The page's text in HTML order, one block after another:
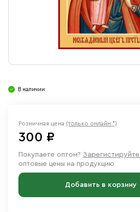
Ювелирные изделия
В наличии
Розничная цена (только онлайн *)
300 ₽
Покупаете оптом?
оптовые цены на продукцию
Добавить в корзину